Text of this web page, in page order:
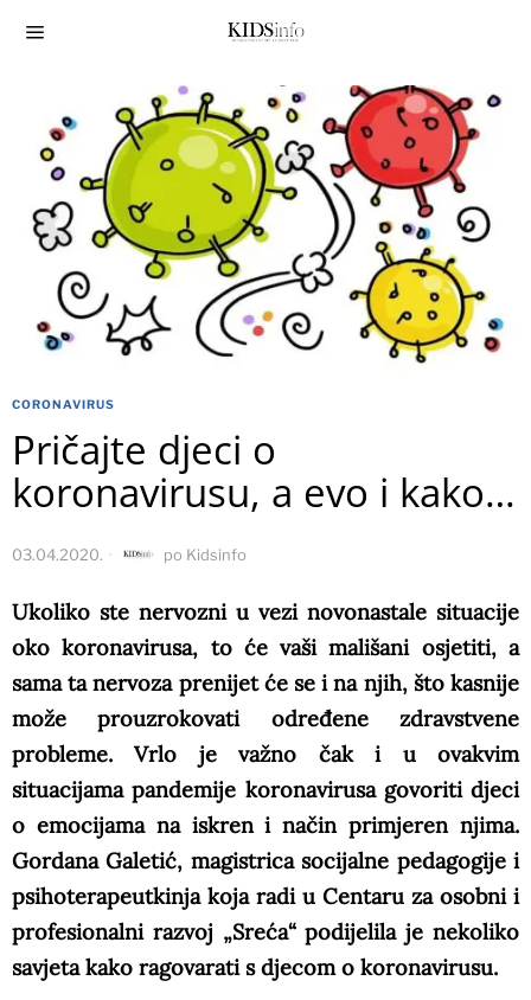
CORONAVIRUS
Pričajte djeci o
koronavirusu, a evo i kako…
03.04.2020. po Kidsinfo
Ukoliko ste nervozni u vezi novonastale situacije
oko koronavirusa, to će vaši mališani osjetiti, a
sama ta nervoza prenijet će se i na njih, što kasnije
može prouzrokovati određene zdravstvene
probleme. Vrlo je važno čak i u ovakvim
situacijama pandemije koronavirusa govoriti djeci
o emocijama na iskren i način primjeren njima.
Gordana Galetić, magistrica socijalne pedagogije i
psihoterapeutkinja koja radi u Centaru za osobni i
profesionalni razvoj „Sreća“ podijelila je nekoliko
savjeta kako ragovarati s djecom o koronavirusu.